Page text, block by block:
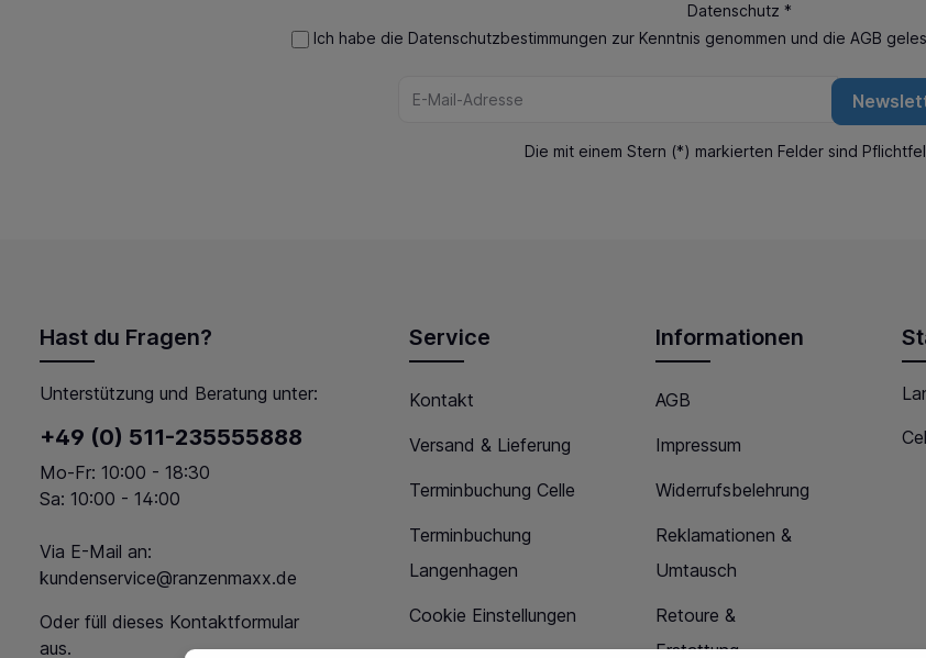
Datenschutz *
Ich habe die Datenschutzbestimmungen zur Kenntnis genommen und die AGB
Die mit einem Stern (*) markierten Felder sind
Hast du Fragen?
Unterstützung und Beratung unter:
+49 (0) 511-235555888
Mo-Fr: 10:00 - 18:30
Sa: 10:00 - 14:00
Via E-Mail an:
kundenservice@ranzenmaxx.de
Oder füll dieses Kontaktformular
aus.
Service
Kontakt
Versand & Lieferung
Terminbuchung Celle
Terminbuchung
Langenhagen
Cookie Einstellungen
Informationen
AGB
Impressum
Widerrufsbelehrung
Reklamationen &
Umtausch
Retoure &
Erstattung